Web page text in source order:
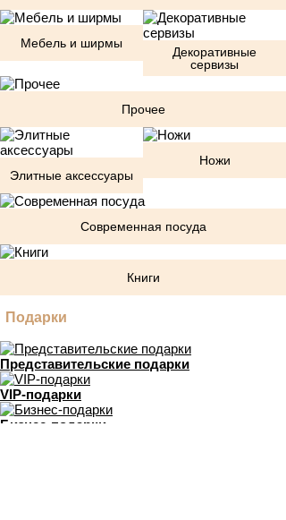
Мебель и ширмы
Декоративные
сервизы
Прочее
Элитные аксессуары
Ножи
Современная посуда
Книги
Подарки
Представительские подарки
VIP-подарки
Бизнес-подарки